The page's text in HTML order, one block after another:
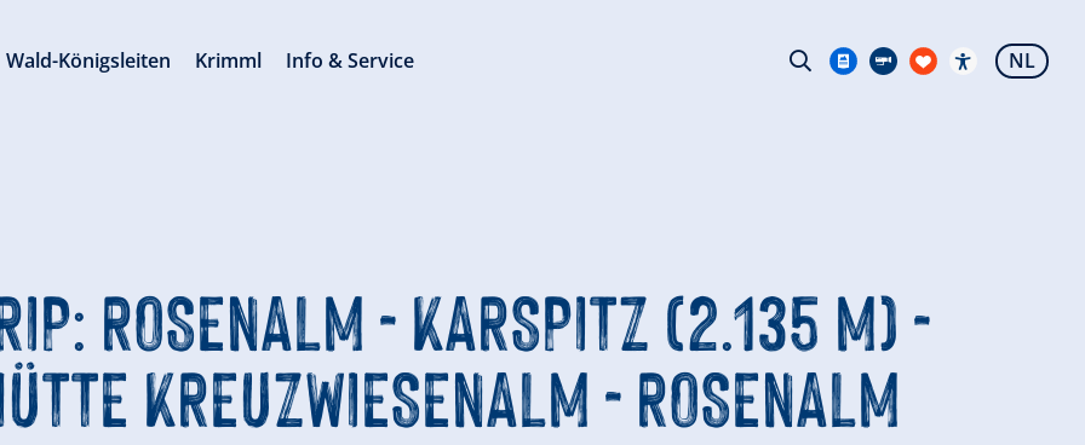
ROSENALM - KARSPITZ (2.135 M) -
KREUZWIESENALM - ROSENALM
Wald-Königsleiten Krimml Info & Service NL